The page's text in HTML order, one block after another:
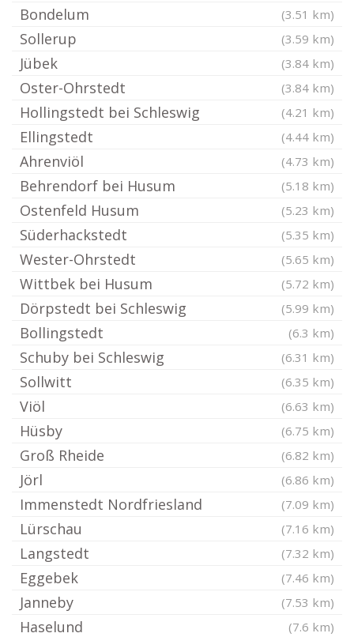
Bondelum (3.51 km)
Sollerup (3.59 km)
Jübek (3.84 km)
Oster-Ohrstedt (3.84 km)
Hollingstedt bei Schleswig (4.21 km)
Ellingstedt (4.44 km)
Ahrenviöl (4.73 km)
Behrendorf bei Husum (5.18 km)
Ostenfeld Husum (5.23 km)
Süderhackstedt (5.35 km)
Wester-Ohrstedt (5.65 km)
Wittbek bei Husum (5.72 km)
Dörpstedt bei Schleswig (5.99 km)
Bollingstedt (6.3 km)
Schuby bei Schleswig (6.31 km)
Sollwitt (6.35 km)
Viöl (6.63 km)
Hüsby (6.75 km)
Groß Rheide (6.82 km)
Jörl (6.86 km)
Immenstedt Nordfriesland (7.09 km)
Lürschau (7.16 km)
Langstedt (7.32 km)
Eggebek (7.46 km)
Janneby (7.53 km)
Haselund (7.6 km)